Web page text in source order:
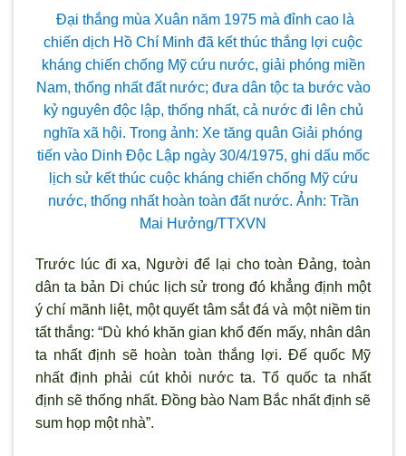
Đại thắng mùa Xuân năm 1975 mà đỉnh cao là
chiến dịch Hồ Chí Minh đã kết thúc thắng lợi cuộc
kháng chiến chống Mỹ cứu nước, giải phóng miền
Nam, thống nhất đất nước; đưa dân tộc ta bước vào
kỷ nguyên độc lập, thống nhất, cả nước đi lên chủ
nghĩa xã hội. Trong ảnh: Xe tăng quân Giải phóng
tiến vào Dinh Độc Lập ngày 30/4/1975, ghi dấu mốc
lịch sử kết thúc cuộc kháng chiến chống Mỹ cứu
nước, thống nhất hoàn toàn đất nước. Ảnh: Trần
Mai Hưởng/TTXVN
Trước lúc đi xa, Người để lại cho toàn Đảng, toàn
dân ta bản Di chúc lịch sử trong đó khẳng định một
ý chí mãnh liệt, một quyết tâm sắt đá và một niềm tin
tất thắng: “Dù khó khăn gian khổ đến mấy, nhân dân
ta nhất định sẽ hoàn toàn thắng lợi. Đế quốc Mỹ
nhất định phải cút khỏi nước ta. Tổ quốc ta nhất
định sẽ thống nhất. Đồng bào Nam Bắc nhất định sẽ
sum họp một nhà”.